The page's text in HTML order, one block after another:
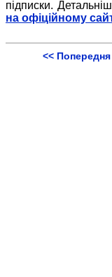
підписки.
на офіційному
<<